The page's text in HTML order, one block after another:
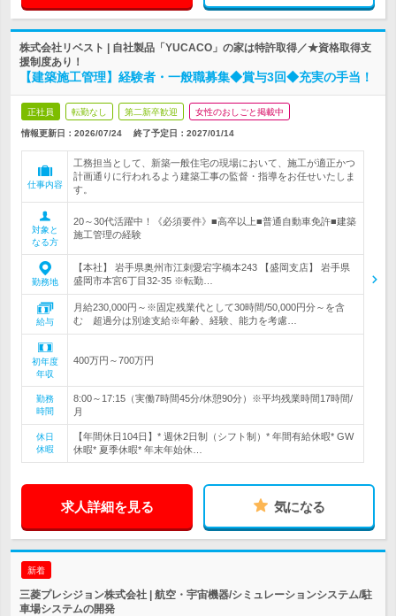
株式会社リベスト | 自社製品「YUCACO」の家は特許取得／★資格取得支
援制度あり！
【建築施工管理】経験者・一般職募集◆賞与3回◆充実の手当！
正社員 転勤なし 第二新卒歓迎 女性のおしごと掲載中
情報更新日：2026/07/24 終了予定日： 2027/01/14
仕事内容
工務担当として、新築一般住宅の現場において、施工が適正かつ
計画通りに行われるよう建築工事の監督・指導をお任せいたしま
す。
対象と
なる方
20～30代活躍中！《必須要件》■高卒以上■普通自動車免許■建築
施工管理の経験
勤務地
【本社】 岩手県奥州市江刺愛宕字橋本243 【盛岡支店】 岩手県
盛岡市本宮6丁目32-35 ※転勤…
給与
月給230,000円～※固定残業代として30時間/50,000円分～を含
む 超過分は別途支給※年齢、経験、能力を考慮…
初年度
年収
400万円～700万円
勤務
時間
8:00～17:15（実働7時間45分/休憩90分）※平均残業時間17時間/
月
休日
休暇
【年間休日104日】* 週休2日制（シフト制）* 年間有給休暇* GW
休暇* 夏季休暇* 年末年始休…
求人詳細を見る 気になる
新着
三菱プレシジョン株式会社 | 航空・宇宙機器/シミュレーションシステム/駐
車場システムの開発